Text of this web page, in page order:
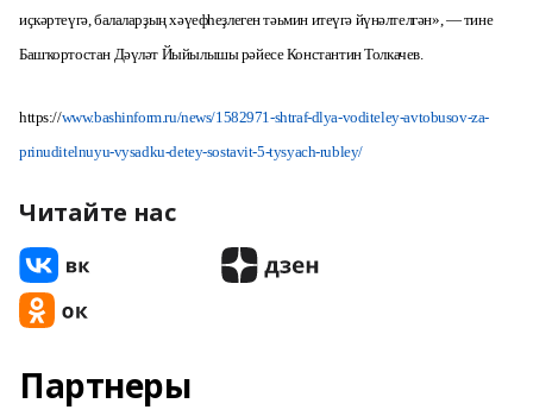
иҫкәртеүгә, балаларҙың хәүефһеҙлеген тәьмин итеүгә йүнәлтелгән», — тине
Башҡортостан Дәүләт Йыйылышы рәйесе Константин Толкачев.
https://www.bashinform.ru/news/1582971-shtraf-dlya-voditeley-avtobusov-za-
prinuditelnuyu-vysadku-detey-sostavit-5-tysyach-rubley/
Читайте нас
Партнеры